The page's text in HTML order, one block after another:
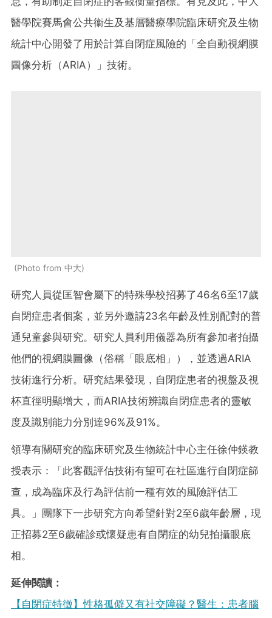
醫學院賽馬會公共衞生及基層醫療學院臨床研究及生物
統計中心開發了用於計算自閉症風險的「全自動視網膜
圖像分析（ARIA）」技術。
Photo from 中大
研究人員從匡智會屬下的特殊學校招募了46名6至17歲
自閉症患者個案，並另外邀請23名年齡及性別配對的普
通兒童參與研究。研究人員利用儀器為所有參加者拍攝
他們的視網膜圖像（俗稱「眼底相」），並透過ARIA
技術進行分析。研究結果發現，自閉症患者的視盤及視
杯直徑明顯增大，而ARIA技術辨識自閉症患者的靈敏
度及識別能力分別達96%及91%。
領導有關研究的臨床研究及生物統計中心主任徐仲鍈教
授表示：「此客觀評估技術有望可在社區進行自閉症篩
查，成為臨床及行為評估前一種有效的風險評估工
具。」團隊下一步研究方向希望針對2至6歲年齡層，現
正招募2至6歲確診或懷疑患有自閉症的幼兒拍攝眼底
相。
延伸閱讀：
【自閉症特徵】性格孤僻又有社交障礙？醫生：患者腦